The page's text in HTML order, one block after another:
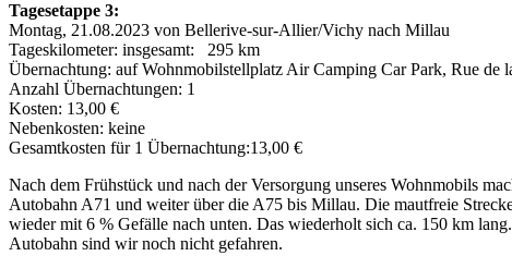
Tagesetappe 3:
Montag, 21.08.2023 von Bellerive-sur-Allier/Vichy nach Millau
Tageskilometer: insgesamt: 295 km
Übernachtung: auf Wohnmobilstellplatz Air Camping Car Park, Rue
Anzahl Übernachtungen: 1
Kosten: 13,00 €
Nebenkosten: keine
Gesamtkosten für 1 Übernachtung:13,00 €
Nach dem Frühstück und nach der Versorgung unseres Wohnmobils
Autobahn A71 und weiter über die A75 bis Millau. Die mautfreie
wieder mit 6 % Gefälle nach unten. Das wiederholt sich ca. 150 km
Autobahn sind wir noch nicht gefahren.